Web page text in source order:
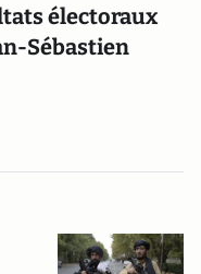
électoraux
Sébastien